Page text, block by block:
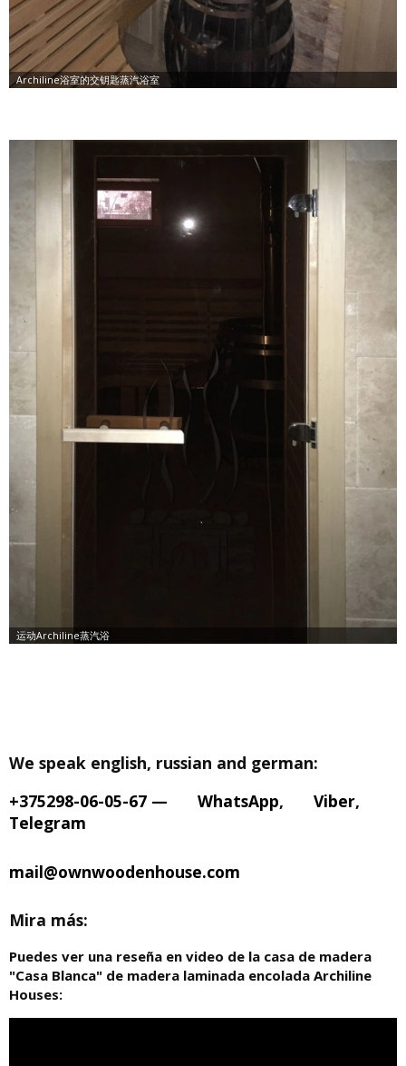
We speak english, russian and german:
+375298-06-05-67 — WhatsApp, Viber,
Telegram
mail@ownwoodenhouse.com
Mira más:
Puedes ver una reseña en video de la casa de madera
"Casa Blanca" de madera laminada encolada Archiline
Houses: